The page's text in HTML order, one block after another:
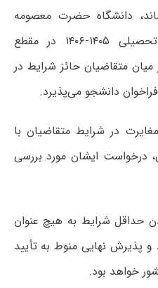
دانشگاه حضرت معصومه
(س) در نیمسال اول سال تحصیلی ۱۴۰۵-۱۴۰۶ در مقطع
میان متقاضیان حائز شرایط در
دانشجو می‌پذیرد.
در شرایط متقاضیان با
درخواست ایشان مورد بررسی
حداقل شرایط به هیچ عنوان
پذیرش نهایی منوط به تأیید
خواهد بود.